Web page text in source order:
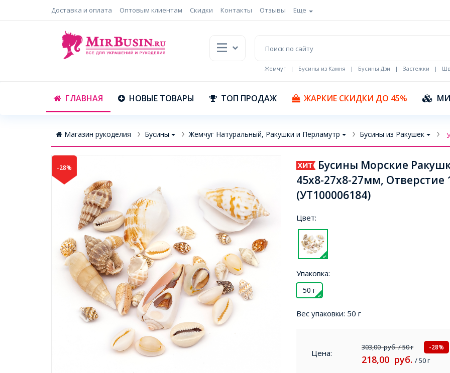
Доставка и оплата Оптовым клиентам Скидки Контакты Отзывы Еще
Жемчуг | Бусины из Камня | Бусины Дзи | Застежки |
ГЛАВНАЯ НОВЫЕ ТОВАРЫ ТОП ПРОДАЖ ЖАРКИЕ СКИДКИ ДО 45%
Магазин рукоделия Бусины Жемчуг Натуральный, Ракушки и Перламутр Бусины из Ракушек
-28%
Бусины Морские
45x8-27x8-27мм,
(УТ100006184)
Цвет:
Упаковка:
50 г
Вес упаковки: 50 г
Цена:
303,00руб./ 50 г -28%
218,00 руб. / 50 г